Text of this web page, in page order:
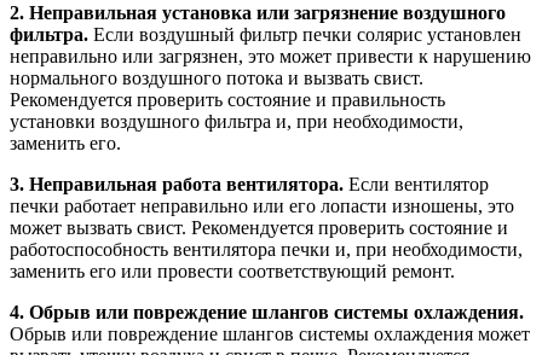
2. Неправильная установка или загрязнение воздушного
фильтра. Если воздушный фильтр печки солярис установлен
неправильно или загрязнен, это может привести к нарушению
нормального воздушного потока и вызвать свист.
Рекомендуется проверить состояние и правильность
установки воздушного фильтра и, при необходимости,
заменить его.
3. Неправильная работа вентилятора. Если вентилятор
печки работает неправильно или его лопасти изношены, это
может вызвать свист. Рекомендуется проверить состояние и
работоспособность вентилятора печки и, при необходимости,
заменить его или провести соответствующий ремонт.
4. Обрыв или повреждение шлангов системы охлаждения.
Обрыв или повреждение шлангов системы охлаждения может